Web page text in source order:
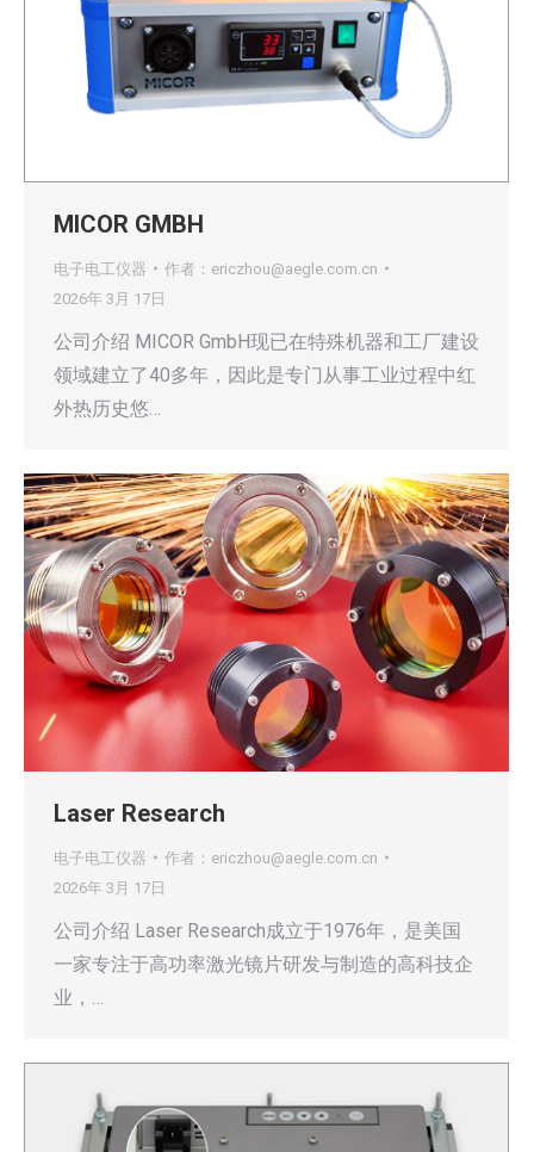
MICOR GMBH
电子电工仪器 作者： ericzhou@aegle.com.cn
2026年 3月 17日
公司介绍 MICOR GmbH现已在特殊机器和工厂建设
领域建立了40多年，因此是专门从事工业过程中红
外热历史悠…
Laser Research
电子电工仪器 作者： ericzhou@aegle.com.cn
2026年 3月 17日
公司介绍 Laser Research成立于1976年，是美国
一家专注于高功率激光镜片研发与制造的高科技企
业，…